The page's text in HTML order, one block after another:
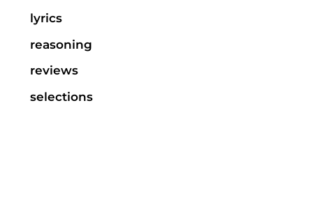
lyrics
reasoning
reviews
selections